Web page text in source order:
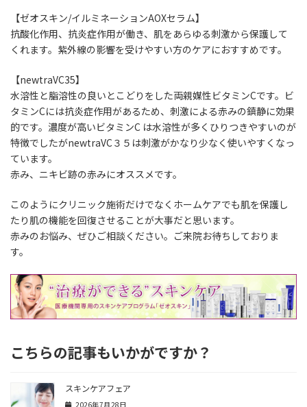
【ゼオスキン/イルミネーションAOXセラム】
抗酸化作用、抗炎症作用が働き、肌をあらゆる刺激から保護して
くれます。紫外線の影響を受けやすい方のケアにおすすめです。
【newtraVC35】
水溶性と脂溶性の良いとこどりをした両親媒性ビタミンCです。ビ
タミンCには抗炎症作用があるため、刺激による赤みの鎮静に効果
的です。濃度が高いビタミンC は水溶性が多くひりつきやすいのが
特徴でしたがnewtraVC３５は刺激がかなり少なく使いやすくなっ
ています。
赤み、ニキビ跡の赤みにオススメです。
このようにクリニック施術だけでなく ホームケアでも肌を保護し
たり肌の機能を回復させることが大事だと思います。
赤みのお悩み、ぜひご相談ください。ご来院お待ちしておりま
す。
こちらの記事もいかがですか？
スキンケアフェア
2026年7月28日